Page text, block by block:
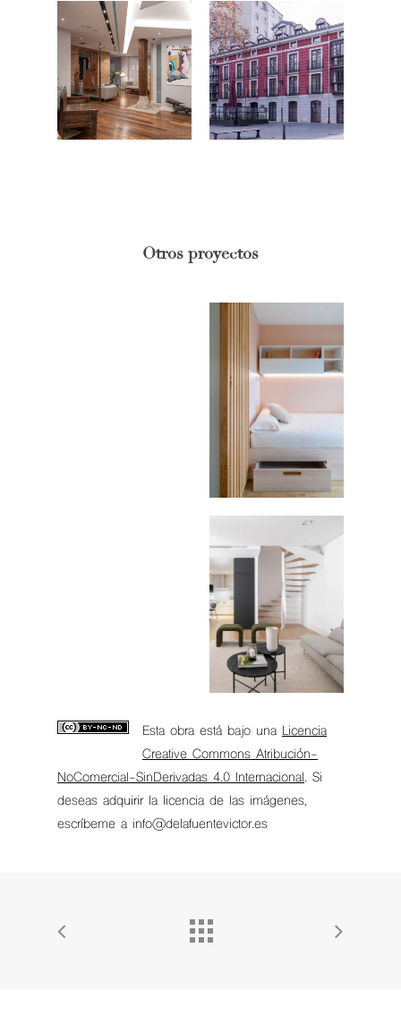
Otros proyectos
Esta obra está bajo una Licencia
Creative Commons Atribución-
NoComercial-SinDerivadas 4.0 Internacional. Si
deseas adquirir la licencia de las imágenes,
escríbeme a info@delafuentevictor.es